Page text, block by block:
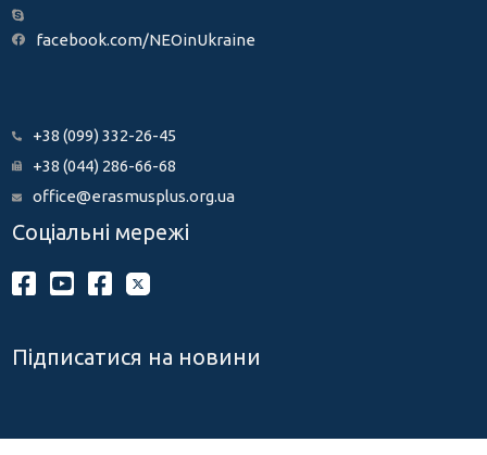
facebook.com/NEOinUkraine
+38 (099) 332-26-45
+38 (044) 286-66-68
office@erasmusplus.org.ua
Соціальні мережі
Підписатися на новини